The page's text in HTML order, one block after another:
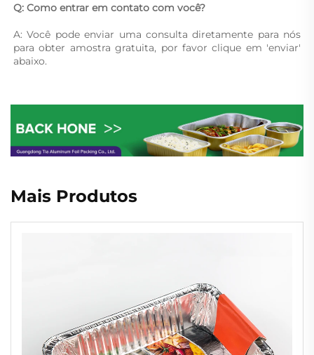
Q: Como entrar em contato com você?
A: Você pode enviar uma consulta diretamente para nós
para obter amostra gratuita, por favor clique em 'enviar'
abaixo.
Mais Produtos